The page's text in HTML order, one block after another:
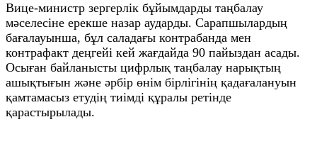
Вице-министр зергерлік бұйымдарды таңбалау
мәселесіне ерекше назар аударды. Сарапшылардың
бағалауынша, бұл саладағы контрабанда мен
контрафакт деңгейі кей жағдайда 90 пайыздан асады.
Осыған байланысты цифрлық таңбалау нарықтың
ашықтығын және әрбір өнім бірлігінің қадағалануын
қамтамасыз етудің тиімді құралы ретінде
қарастырылады.